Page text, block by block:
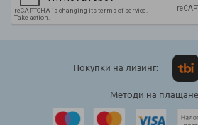
Покупки на лизинг:
Методи на